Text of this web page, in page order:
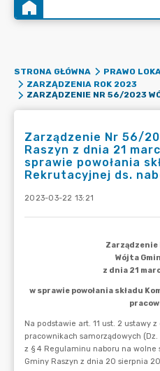
STRONA GŁÓWNA PRAWO
ZARZĄDZENIA ROK 2023
Zarządzenie Nr 56/
Raszyn z dnia 21
sprawie powołania
Rekrutacyjnej ds.
2023-03-22 13:21